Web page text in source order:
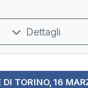
Dettagli
DI TORINO, 16